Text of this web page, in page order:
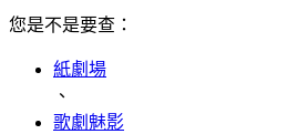
您是不是要查：
紙劇場
、
歌劇魅影